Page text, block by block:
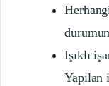
Işıklı
Yapılan